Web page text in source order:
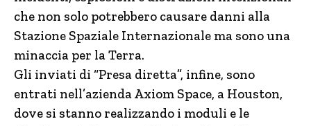
che non solo potrebbero causare danni alla
Stazione Spaziale Internazionale ma sono una
minaccia per la Terra.
Gli inviati di “Presa diretta”, infine, sono
entrati nell’azienda Axiom Space, a Houston,
dove si stanno realizzando i moduli e le